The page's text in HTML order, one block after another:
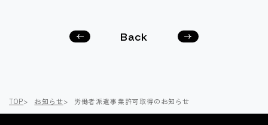
次の
Back
前の
TOP お知らせ 労働者派遣事業許可取得のお知らせ